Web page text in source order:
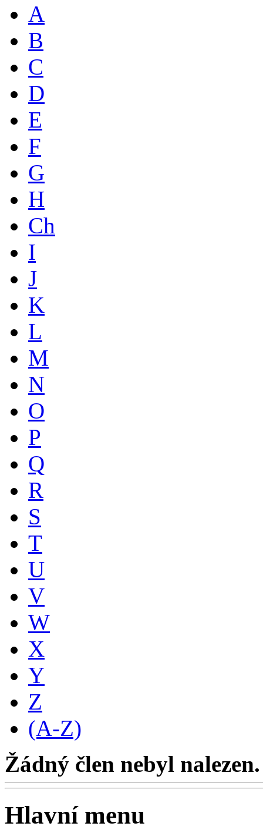
A
B
C
D
E
F
G
H
Ch
I
J
K
L
M
N
O
P
Q
R
S
T
U
V
W
X
Y
Z
(A-Z)
Žádný člen nebyl nalezen.
Hlavní menu